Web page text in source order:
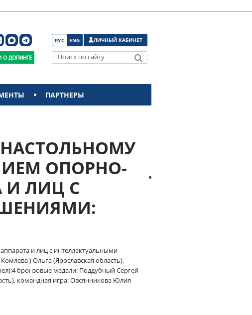
РУС ENG ЛИЧНЫЙ КАБИНЕТ
Поиск по сайту
ПАРТНЕРЫ
ОПОРНО-
И ЛИЦ С
и лиц с интеллектуальными
) Ольга (Ярославская область),
бронзовые медали: Поддубный Сергей
командная игра: Овсянникова Юлия